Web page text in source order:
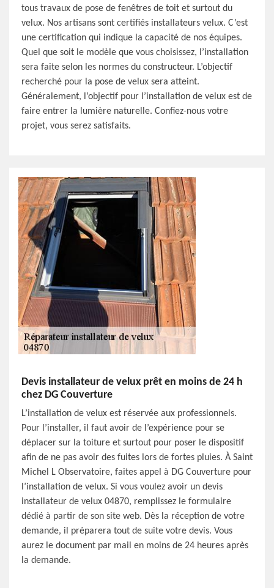
tous travaux de pose de fenêtres de toit et surtout du
velux. Nos artisans sont certifiés installateurs velux. C’est
une certification qui indique la capacité de nos équipes.
Quel que soit le modèle que vous choisissez, l’installation
sera faite selon les normes du constructeur. L’objectif
recherché pour la pose de velux sera atteint.
Généralement, l’objectif pour l’installation de velux est de
faire entrer la lumière naturelle. Confiez-nous votre
projet, vous serez satisfaits.
Devis installateur de velux prêt en moins de 24 h
chez DG Couverture
L’installation de velux est réservée aux professionnels.
Pour l’installer, il faut avoir de l’expérience pour se
déplacer sur la toiture et surtout pour poser le dispositif
afin de ne pas avoir des fuites lors de fortes pluies. À Saint
Michel L Observatoire, faites appel à DG Couverture pour
l’installation de velux. Si vous voulez avoir un devis
installateur de velux 04870, remplissez le formulaire
dédié à partir de son site web. Dès la réception de votre
demande, il préparera tout de suite votre devis. Vous
aurez le document par mail en moins de 24 heures après
la demande.